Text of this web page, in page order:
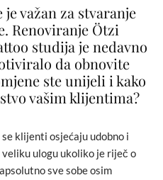
važan za stvaranje
Renoviranje Ötzi
studija je nedavno
da obnovite
ste unijeli i kako
vašim klijentima?
klijenti osjećaju udobno i
ulogu ukoliko je riječ o
sve sobe osim